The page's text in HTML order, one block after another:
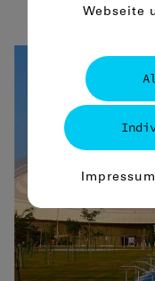
Webseite
grundlegende
die
dringend
Impressum